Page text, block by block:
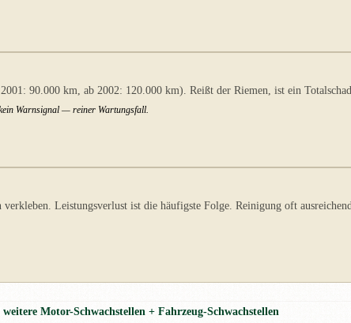
90.000 km, ab 2002: 120.000 km). Reißt der Riemen, ist ein
Warnsignal — reiner Wartungsfall.
Leistungsverlust ist die häufigste Folge. Reinigung oft
weitere Motor-Schwachstellen + Fahrzeug-Schwachstellen